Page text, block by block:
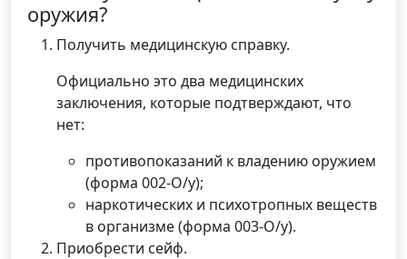
оружия?
Получить медицинскую справку.
Официально это два медицинских
заключения, которые подтверждают, что
нет:
противопоказаний к владению оружием
(форма 002-О/у);
наркотических и психотропных веществ
в организме (форма 003-О/у).
Приобрести сейф.